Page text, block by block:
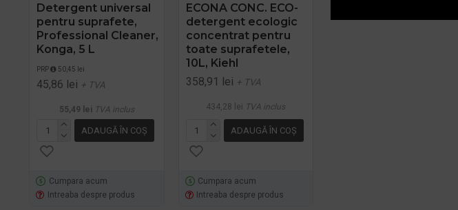
Detergent universal
pentru suprafete,
Professional Cleaner,
Konga, 5 L
PRP 50,45 lei
45,86 lei + TVA
55,49 lei TVA inclus
ADAUGĂ ÎN COŞ
Cumpara acum
Intreaba despre produs
ECONA CONC. ECO-
detergent ecologic
concentrat pentru
toate suprafetele,
10L, Kiehl
358,91 lei + TVA
434,28 lei TVA inclus
ADAUGĂ ÎN COŞ
Cumpara acum
Intreaba despre produs